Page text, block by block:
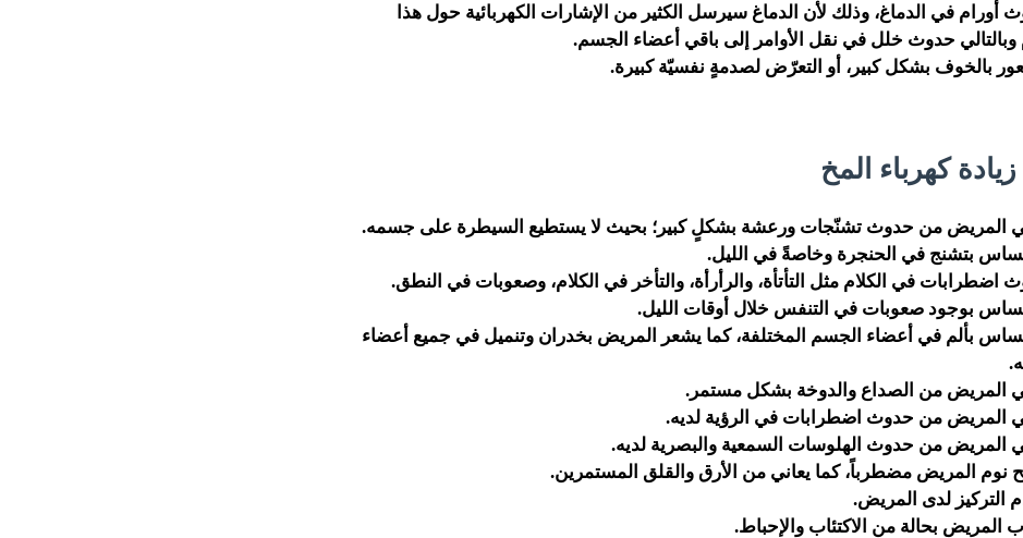
أورام في الدماغ، وذلك لأن الدماغ سيرسل الكثير من الإشارات الكهربائية حول هذا
وبالتالي حدوث خلل في نقل الأوامر إلى باقي أعضاء الجسم.
بالخوف بشكل كبير، أو التعرّض لصدمةٍ نفسيّة كبيرة.
كهرباء المخ
المريض من حدوث تشنّجات ورعشة بشكلٍ كبير؛ بحيث لا يستطيع السيطرة على جسمه.
بتشنج في الحنجرة وخاصةً في الليل.
اضطرابات في الكلام مثل التأتأة، والرأرأة، والتأخر في الكلام، وصعوبات في النطق.
بوجود صعوبات في التنفس خلال أوقات الليل.
بألم في أعضاء الجسم المختلفة، كما يشعر المريض بخدران وتنميل في جميع أعضاء
المريض من الصداع والدوخة بشكل مستمر.
المريض من حدوث اضطرابات في الرؤية لديه.
المريض من حدوث الهلوسات السمعية والبصرية لديه.
نوم المريض مضطرباً، كما يعاني من الأرق والقلق المستمرين.
التركيز لدى المريض.
المريض بحالة من الاكتئاب والإحباط.